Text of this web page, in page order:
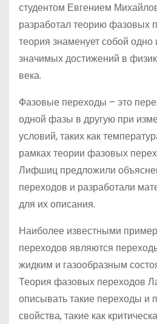
студентом Евгением
разработал теорию фазовых
теория знаменует собой одно
значимых достижений в
века.
Фазовые переходы – это
одной фазы в другую при
условий, таких как
рамках теории фазовых
Лифшиц предложили
переходов и разработали
для их описания.
Наиболее известными
переходов являются
жидким и газообразным
Теория фазовых переходов
описывать такие переходы и
свойства, такие как